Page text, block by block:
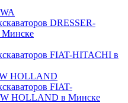
DRESSER-
Минске
FIAT-HITACHI в
HOLLAND
FIAT-
HOLLAND в Минске